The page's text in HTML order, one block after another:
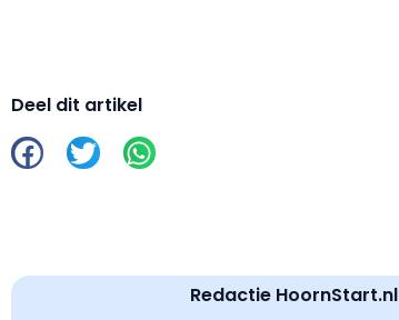
Deel dit artikel
Redactie HoornStart.nl